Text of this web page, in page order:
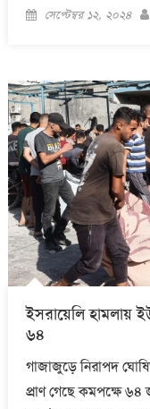
Posted
সেপ্টেম্বর ১২, ২০২৪
ইসরায়েলি হামলায়
৬৪
গাজাজুড়ে নিরাপদ
প্রাণ গেছে কমপক্ষে